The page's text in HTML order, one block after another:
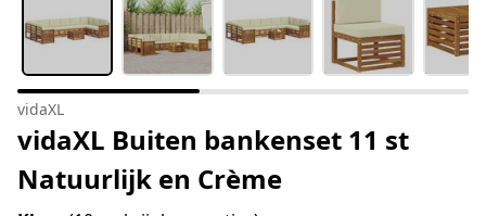
vidaXL
vidaXL Buiten bankenset 11 st
Natuurlijk en Crème